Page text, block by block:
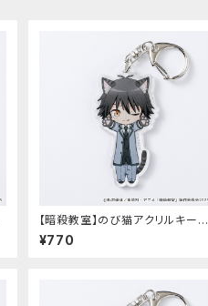
【暗殺教室】のび猫アクリルキーホ
ルダー（磯貝 悠馬）
¥770